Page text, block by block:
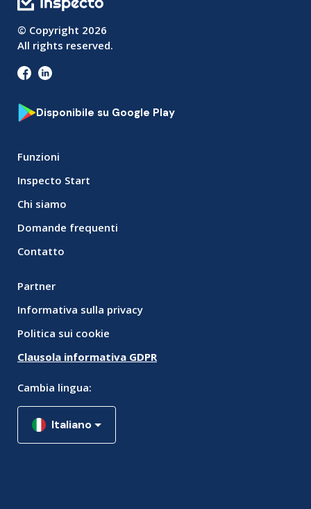
© Copyright 2026
All rights reserved.
Disponibile su Google Play
Funzioni
Inspecto Start
Chi siamo
Domande frequenti
Contatto
Partner
Informativa sulla privacy
Politica sui cookie
Clausola informativa GDPR
Cambia lingua:
Italiano